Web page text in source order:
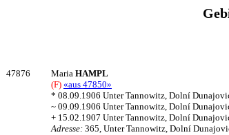
47876 Maria HAMPL
(F) «aus 47850»
* 08.09.1906 Unter Tannowitz, Dolní
~ 09.09.1906 Unter Tannowitz, Dolní
+ 15.02.1907 Unter Tannowitz, Dolní
Adresse: 365, Unter Tannowitz, Dolní